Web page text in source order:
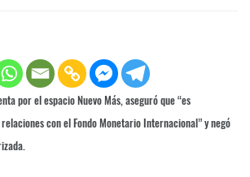
por el espacio Nuevo Más, aseguró que “es
con el Fondo Monetario Internacional” y negó